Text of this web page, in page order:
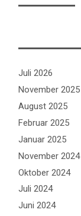
Juli 2026
November 2025
August 2025
Februar 2025
Januar 2025
November 2024
Oktober 2024
Juli 2024
Juni 2024